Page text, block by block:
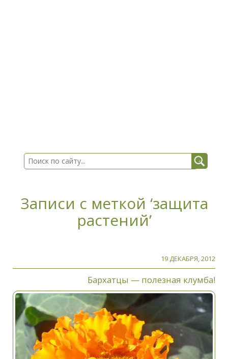
Записи с меткой ‘защита
растений’
19 ДЕКАБРЯ, 2012
Бархатцы — полезная клумба!